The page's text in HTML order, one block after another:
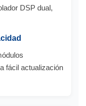
DSP dual,
fácil actualización